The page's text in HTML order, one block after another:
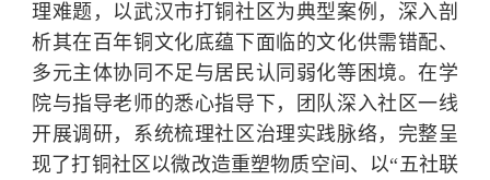
理难题，以武汉市打铜社区为典型案例，深入剖
析其在百年铜文化底蕴下面临的文化供需错配、
多元主体协同不足与居民认同弱化等困境。在学
院与指导老师的悉心指导下，团队深入社区一线
开展调研，系统梳理社区治理实践脉络，完整呈
现了打铜社区以微改造重塑物质空间、以“五社联